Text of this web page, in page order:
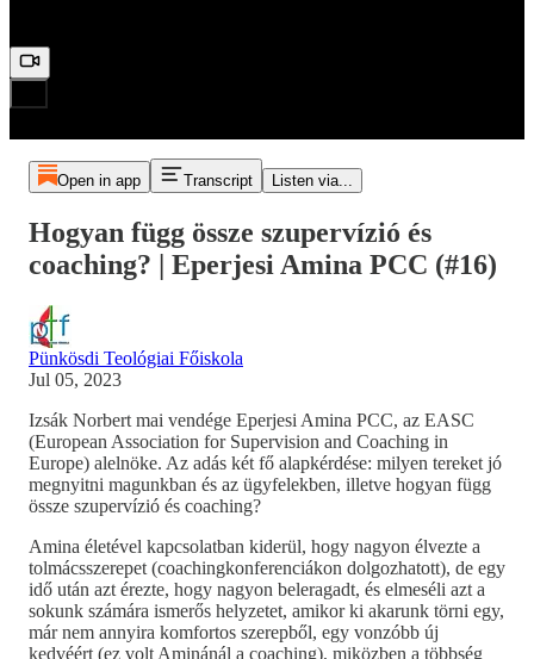
Open in app Transcript Listen via...
Hogyan függ össze szupervízió és
coaching? | Eperjesi Amina PCC (#16)
Pünkösdi Teológiai Főiskola
Jul 05, 2023
Izsák Norbert mai vendége Eperjesi Amina PCC, az EASC
(European Association for Supervision and Coaching in
Europe) alelnöke. Az adás két fő alapkérdése: milyen tereket jó
megnyitni magunkban és az ügyfelekben, illetve hogyan függ
össze szupervízió és coaching?
Amina életével kapcsolatban kiderül, hogy nagyon élvezte a
tolmácsszerepet (coachingkonferenciákon dolgozhatott), de egy
idő után azt érezte, hogy nagyon beleragadt, és elmeséli azt a
sokunk számára ismerős helyzetet, amikor ki akarunk törni egy,
már nem annyira komfortos szerepből, egy vonzóbb új
kedvéért (ez volt Aminánál a coaching), miközben a többség